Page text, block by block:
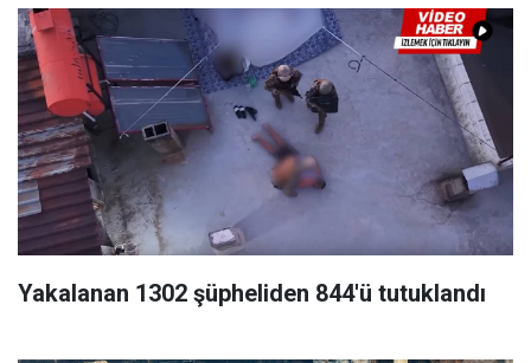
Yakalanan 1302 şüpheliden 844'ü tutuklandı